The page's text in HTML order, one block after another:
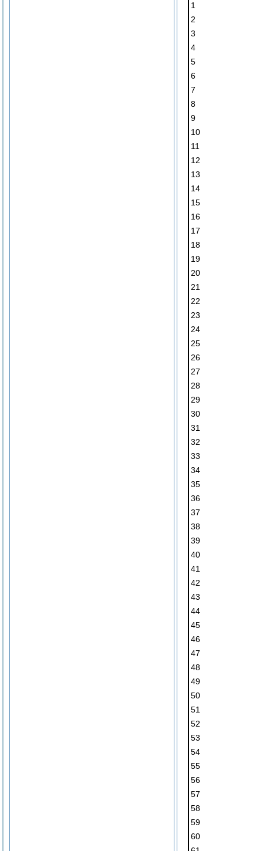
1
2
3
4
5
6
7
8
9
10
11
12
13
14
15
16
17
18
19
20
21
22
23
24
25
26
27
28
29
30
31
32
33
34
35
36
37
38
39
40
41
42
43
44
45
46
47
48
49
50
51
52
53
54
55
56
57
58
59
60